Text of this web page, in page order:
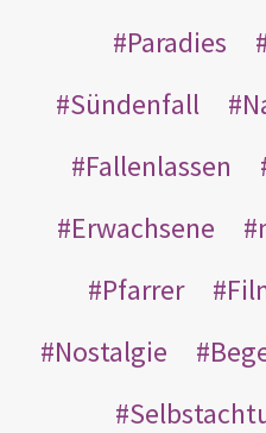
Paradies
Sündenfall
Fallenlassen
Erwachsene
Pfarrer
Nostalgie